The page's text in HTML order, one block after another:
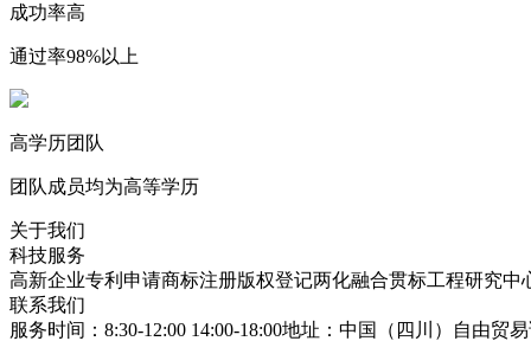
成功率高
通过率98%以上
高学历团队
团队成员均为高等学历
关于我们
科技服务
高新企业专利申请商标注册版权登记两化融合贯标工程研究中
联系我们
服务时间：8:30-12:00 14:00-18:00地址：中国（四川）自由贸